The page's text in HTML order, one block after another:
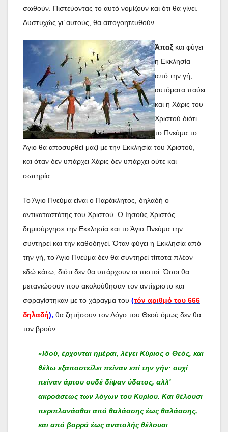
σωθούν. Πιστεύοντας το αυτό νομίζουν και ότι θα γίνει.
Δυστυχώς γι’ αυτούς, θα απογοητευθούν…
Άπαξ και φύγει
η Εκκλησία
από την γή,
αυτόματα παύει
και η Χάρις του
Χριστού διότι
το Πνεύμα το
Άγιο θα αποσυρθεί μαζί με την Εκκλησία του Χριστού,
και όταν δεν υπάρχει Χάρις δεν υπάρχει ούτε και
σωτηρία.
Το Άγιο Πνεύμα είναι ο Παράκλητος, δηλαδή ο
αντικαταστάτης του Χριστού. Ο Ιησούς Χριστός
δημιούργησε την Εκκλησία και το Άγιο Πνεύμα την
συντηρεί και την καθοδηγεί. Όταν φύγει η Εκκλησία από
την γή, το Άγιο Πνεύμα δεν θα συντηρεί τίποτα πλέον
εδώ κάτω, διότι δεν θα υπάρχουν οι πιστοί. Όσοι θα
μετανιώσουν που ακολούθησαν τον αντίχριστο και
σφραγίστηκαν με το χάραγμα του (τόν αριθμό του 666
δηλαδή), θα ζητήσουν τον Λόγο του Θεού όμως δεν θα
τον βρούν:
«Ιδού, έρχονται ημέραι, λέγει Κύριος ο Θεός, και
θέλω εξαποστείλει πείναν επί την γήν· ουχί
πείναν άρτου ουδέ δίψαν ύδατος, αλλ'
ακροάσεως των λόγων του Κυρίου. Και θέλουσι
περιπλανάσθαι από θαλάσσης έως θαλάσσης,
και από βορρά έως ανατολής θέλουσι